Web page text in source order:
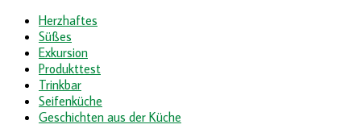
Herzhaftes
Süßes
Exkursion
Produkttest
Trinkbar
Seifenküche
Geschichten aus der Küche